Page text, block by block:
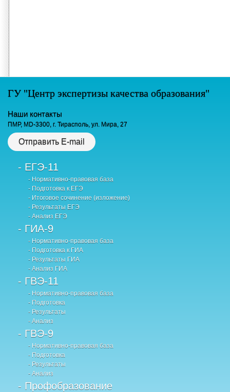
ГУ "Центр экспертизы качества образования"
Наши контакты
ПМР, MD-3300, г. Тирасполь, ул. Мира, 27
Отправить E-mail
- ЕГЭ-11
- Нормативно-правовая база
- Подготовка к ЕГЭ
- Итоговое сочинение (изложение)
- Результаты ЕГЭ
- Анализ ЕГЭ
- ГИА-9
- Нормативно-правовая база
- Подготовка к ГИА
- Результаты ГИА
- Анализ ГИА
- ГВЭ-11
- Нормативно-правовая база
- Подготовка
- Результаты
- Анализ
- ГВЭ-9
- Нормативно-правовая база
- Подготовка
- Результаты
- Анализ
- Профобразование